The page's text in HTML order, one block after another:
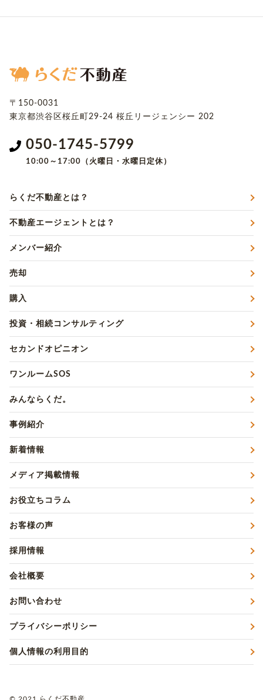
〒150-0031
東京都渋谷区桜丘町29-24 桜丘リージェンシー 202
050-1745-5799
10:00～17:00（火曜日・水曜日定休）
らくだ不動産とは？
不動産エージェントとは？
メンバー紹介
売却
購入
投資・相続コンサルティング
セカンドオピニオン
ワンルームSOS
みんならくだ。
事例紹介
新着情報
メディア掲載情報
お役立ちコラム
お客様の声
採用情報
会社概要
お問い合わせ
プライバシーポリシー
個人情報の利用目的